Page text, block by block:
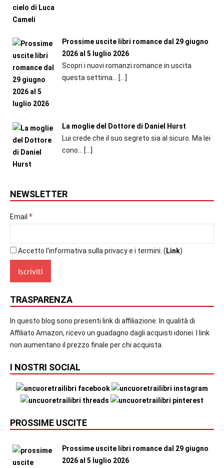
Prossime uscite libri romance dal 29 giugno
2026 al 5 luglio 2026
Scopri i nuovi romanzi romance in uscita
questa settima...
[…]
La moglie del Dottore di Daniel Hurst
Lui crede che il suo segreto sia al sicuro. Ma lei
cono...
[…]
NEWSLETTER
Email *
Accetto l'informativa sulla privacy e i termini. ( Link)
TRASPARENZA
In questo blog sono presenti link di affiliazione. In qualità di
Affiliato Amazon, ricevo un guadagno dagli acquisti idonei. I link
non aumentano il prezzo finale per chi acquista.
I NOSTRI SOCIAL
PROSSIME USCITE
Prossime uscite libri romance dal 29 giugno
2026 al 5 luglio 2026